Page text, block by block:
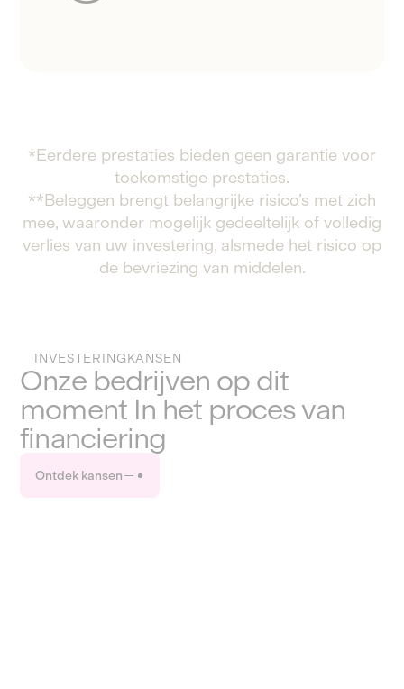
*Eerdere prestaties bieden geen garantie voor
toekomstige prestaties.
**Beleggen brengt belangrijke risico’s met zich
mee, waaronder mogelijk gedeeltelijk of volledig
verlies van uw investering, alsmede het risico op
de bevriezing van middelen.
INVESTERINGKANSEN
Onze bedrijven op dit
moment In het proces van
financiering
Ontdek kansen